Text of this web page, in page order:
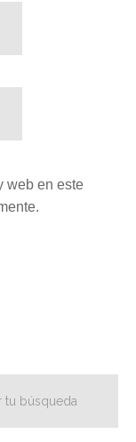
web en este